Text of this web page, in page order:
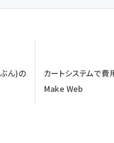
ん)の
カートシステムで
Make Web